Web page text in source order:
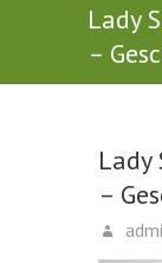
Lady
–
Lady
–